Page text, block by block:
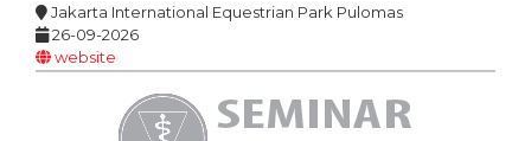
Jakarta International Equestrian Park Pulomas
26-09-2026
website